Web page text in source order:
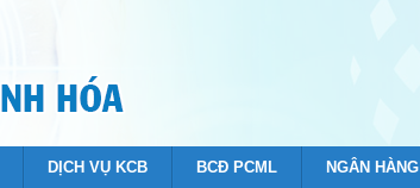
DỊCH VỤ KCB BCĐ PCML NGÂN